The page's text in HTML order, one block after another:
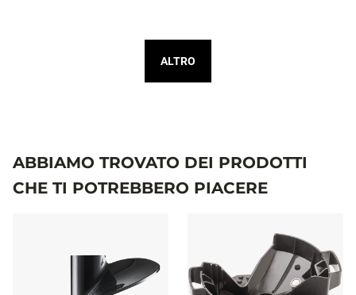
ALTRO
ABBIAMO TROVATO DEI PRODOTTI
CHE TI POTREBBERO PIACERE